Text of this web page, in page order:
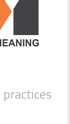
practices